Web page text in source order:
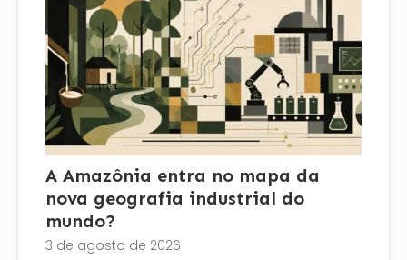
A Amazônia entra no mapa da
nova geografia industrial do
mundo?
3 de agosto de 2026